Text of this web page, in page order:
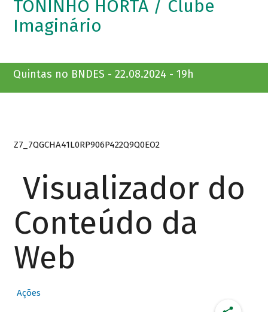
TONINHO HORTA / Clube
Imaginário
Quintas no BNDES - 22.08.2024 - 19h
Z7_7QGCHA41L0RP906P422Q9Q0EO2
Visualizador do
Conteúdo da
Web
Ações